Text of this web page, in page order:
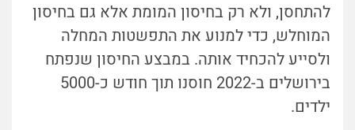
להתחסן, ולא רק בחיסון המומת אלא גם בחיסון
המוחלש, כדי למנוע את התפשטות המחלה
ולסייע להכחיד אותה. במבצע החיסון שנפתח
בירושלים ב-2022 חוסנו תוך חודש כ-5000
ילדים.